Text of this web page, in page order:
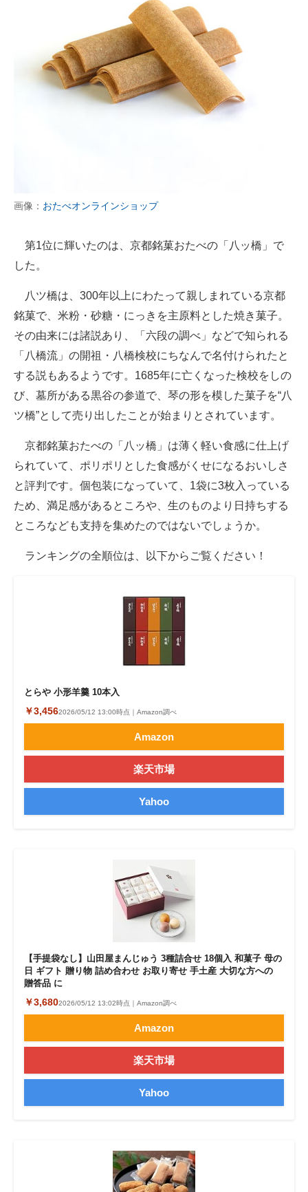
画像： おたべオンラインショップ
第1位に輝いたのは、京都銘菓おたべの「八ッ橋」で
した。
八ツ橋は、300年以上にわたって親しまれている京都
銘菓で、米粉・砂糖・にっきを主原料とした焼き菓子。
その由来には諸説あり、「六段の調べ」などで知られる
「八橋流」の開祖・八橋検校にちなんで名付けられたと
する説もあるようです。1685年に亡くなった検校をしの
び、墓所がある黒谷の参道で、琴の形を模した菓子を“八
ツ橋”として売り出したことが始まりとされています。
京都銘菓おたべの「八ッ橋」は薄く軽い食感に仕上げ
られていて、ポリポリとした食感がくせになるおいしさ
と評判です。個包装になっていて、1袋に3枚入っている
ため、満足感があるところや、生のものより日持ちする
ところなども支持を集めたのではないでしょうか。
ランキングの全順位は、以下からご覧ください！
とらや 小形羊羹 10本入
￥3,4562026/05/12 13:00時点｜Amazon調べ
Amazon
楽天市場
Yahoo
【手提袋なし】山田屋まんじゅう 3種詰合せ 18個入 和菓子 母の
日 ギフト 贈り物 詰め合わせ お取り寄せ 手土産 大切な方への
贈答品 に
￥3,6802026/05/12 13:02時点｜Amazon調べ
Amazon
楽天市場
Yahoo